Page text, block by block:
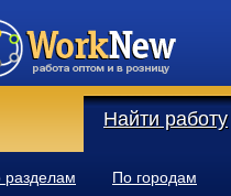
Найти работу
разделам По городам